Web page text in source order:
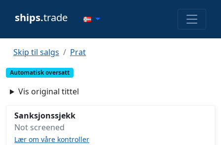
ships.trade
Skip til salgs Prat
Automatisk oversatt
Vis original tittel
Sanksjonssjekk
Not screened
Lær om våre kontroller